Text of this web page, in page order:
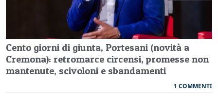
Cento giorni di giunta, Portesani (novità a
Cremona): retromarce circensi, promesse non
mantenute, scivoloni e sbandamenti
1 COMMENTI